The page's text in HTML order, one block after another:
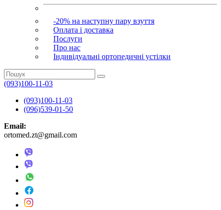
-20% на наступну пару взуття
Оплата і доставка
Послуги
Про нас
Індивідуальні ортопедичні устілки
(093)100-11-03
(093)100-11-03
(096)539-01-50
Email:
ortomed.zt@gmail.com